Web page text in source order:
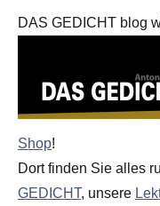
DAS GEDICHT blog
Shop!
Dort finden Sie alles
GEDICHT, unsere